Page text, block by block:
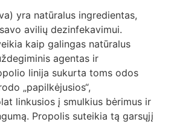
yra natūralus ingredientas,
avilių dezinfekavimui.
kaip galingas natūralus
agentas ir
linija sukurta toms odos
„papilkėjusios“,
linkusios į smulkius bėrimus ir
Propolis suteikia tą garsųjį